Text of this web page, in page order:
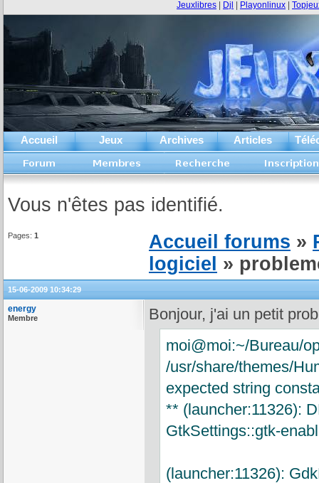
Accueil Jeux Archives Articles
Jeuxlibres Djl Playonlinux
Vous n'êtes pas identifié.
Pages: 1 Accueil forums »
logiciel »
15-06-2009 10:34:29
energy
Membre
Bonjour, j'ai un petit
moi@moi:~/Bureau/
/usr/share/themes/
expected string
** (launcher:11326):
GtkSettings::gtk-
(launcher:11326):